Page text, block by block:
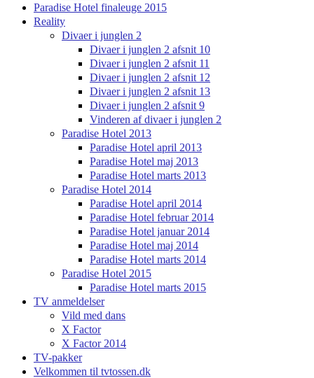
Paradise Hotel finaleuge 2015
Reality
Divaer i junglen 2
Divaer i junglen 2 afsnit 10
Divaer i junglen 2 afsnit 11
Divaer i junglen 2 afsnit 12
Divaer i junglen 2 afsnit 13
Divaer i junglen 2 afsnit 9
Vinderen af divaer i junglen 2
Paradise Hotel 2013
Paradise Hotel april 2013
Paradise Hotel maj 2013
Paradise Hotel marts 2013
Paradise Hotel 2014
Paradise Hotel april 2014
Paradise Hotel februar 2014
Paradise Hotel januar 2014
Paradise Hotel maj 2014
Paradise Hotel marts 2014
Paradise Hotel 2015
Paradise Hotel marts 2015
TV anmeldelser
Vild med dans
X Factor
X Factor 2014
TV-pakker
Velkommen til tvtossen.dk